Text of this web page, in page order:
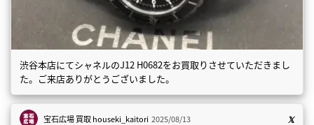
渋谷本店にてシャネルのJ12 H0682をお買取りさせていただきまし
た。ご来店ありがとうございました。
宝石広場 買取houseki_kaitori 2025/08/13